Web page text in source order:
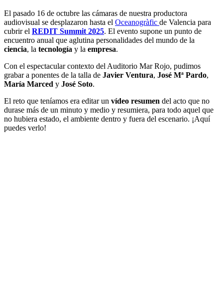
El pasado 16 de octubre las cámaras de nuestra productora
audiovisual se desplazaron hasta el Oceanogràfic de Valencia para
cubrir el REDIT Summit 2025. El evento supone un punto de
encuentro anual que aglutina personalidades del mundo de la
ciencia, la tecnología y la empresa.
Con el espectacular contexto del Auditorio Mar Rojo, pudimos
grabar a ponentes de la talla de Javier Ventura, José Mª Pardo,
María Marced y José Soto.
El reto que teníamos era editar un vídeo resumen del acto que no
durase más de un minuto y medio y resumiera, para todo aquel que
no hubiera estado, el ambiente dentro y fuera del escenario. ¡Aquí
puedes verlo!